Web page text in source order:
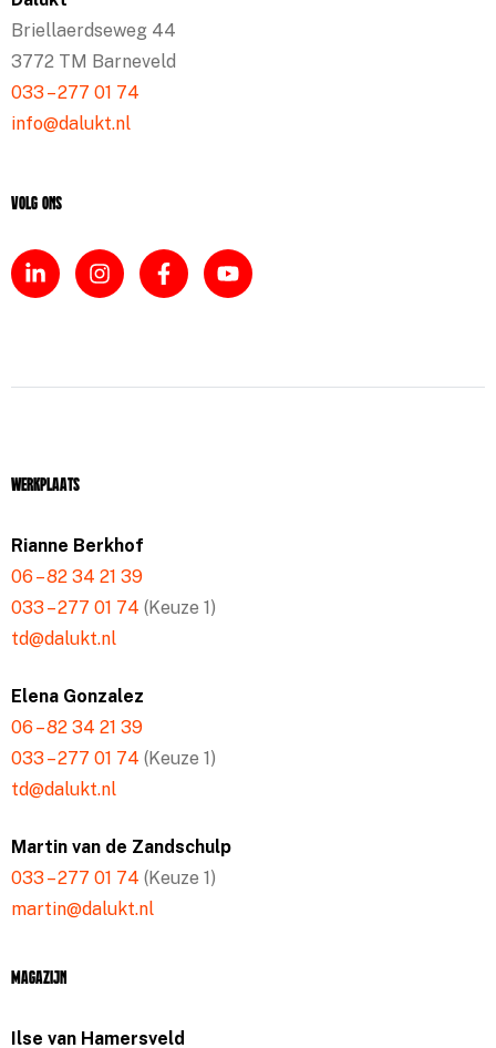
Briellaerdseweg 44
3772 TM Barneveld
033 – 277 01 74
info@dalukt.nl
Volg ons
Werkplaats
Rianne Berkhof
06 – 82 34 21 39
033 – 277 01 74 (Keuze 1)
td@dalukt.nl
Elena Gonzalez
06 – 82 34 21 39
033 – 277 01 74 (Keuze 1)
td@dalukt.nl
Martin van de Zandschulp
033 – 277 01 74 (Keuze 1)
martin@dalukt.nl
Magazijn
Ilse van Hamersveld